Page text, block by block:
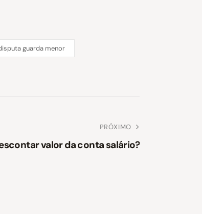
guarda menor
PRÓXIMO
valor da conta salário?